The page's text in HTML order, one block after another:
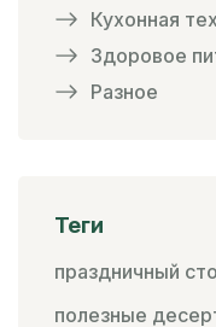
Кухонная
Здоровое
Разное
Теги
праздничный
полезные